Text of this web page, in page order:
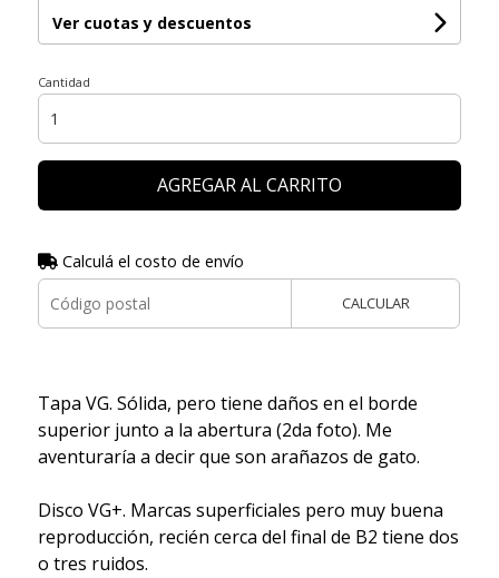
Ver cuotas y descuentos
Cantidad
AGREGAR AL CARRITO
Calculá el costo de envío
CALCULAR
Tapa VG. Sólida, pero tiene daños en el borde
superior junto a la abertura (2da foto). Me
aventuraría a decir que son arañazos de gato.
Disco VG+. Marcas superficiales pero muy buena
reproducción, recién cerca del final de B2 tiene dos
o tres ruidos.